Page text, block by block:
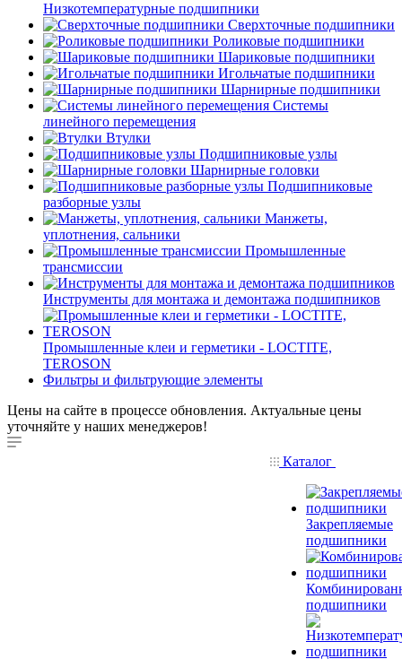
Низкотемпературные подшипники
Сверхточные подшипники
Роликовые подшипники
Шариковые подшипники
Игольчатые подшипники
Шарнирные подшипники
Системы
линейного перемещения
Втулки
Подшипниковые узлы
Шарнирные головки
Подшипниковые
разборные узлы
Манжеты,
уплотнения, сальники
Промышленные
трансмиссии
Инструменты для монтажа и демонтажа подшипников
Промышленные клеи и герметики - LOCTITE,
TEROSON
Фильтры и фильтрующие элементы
Цены на сайте в процессе обновления. Актуальные цены
уточняйте у наших менеджеров!
Каталог
Закрепляемые
подшипники
подшипники